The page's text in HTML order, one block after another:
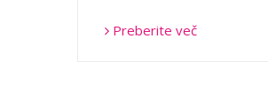
Preberite več